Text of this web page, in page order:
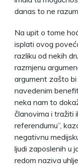
danas to ne
Na upit o tome
isplati ovog
razliku od nekih
razmjenu
argument zašto
navedenim
neka nam to
članovima i tražiti
referendumu”,
negativnu
ljudi zaposlenih u
redom naziva